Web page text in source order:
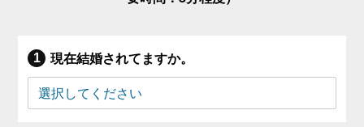
現在結婚されてますか。